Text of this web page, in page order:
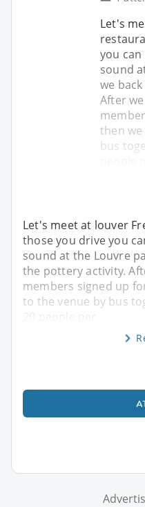
Let's
you
sound
we
After
then
bus
Let's meet at louver
those you drive you
sound at the Louvre
the pottery activity.
members signed up
to the venue by bus